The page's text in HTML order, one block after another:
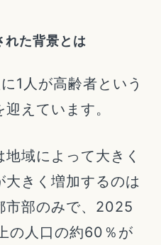
れた背景とは
1人が高齢者という
えています。
域によって大きく
きく増加するのは
市部のみで、2025
の人口の約60％が